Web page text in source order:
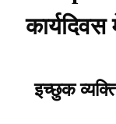
कार्यदिवस
इच्छुक